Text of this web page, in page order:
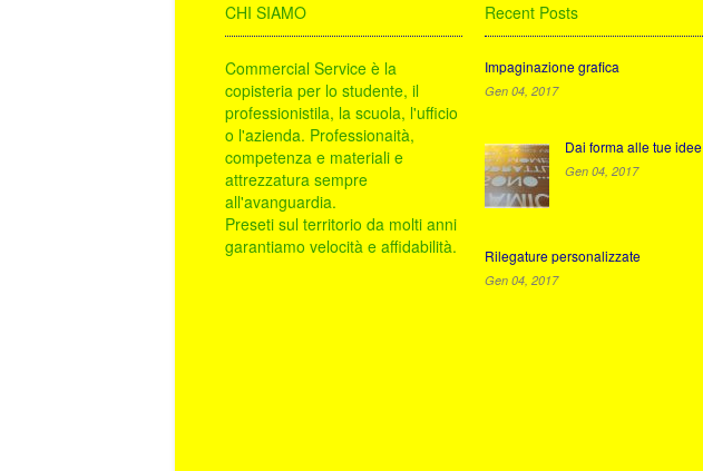
CHI SIAMO
Commercial Service è la
copisteria per lo studente, il
professionistila, la scuola, l'ufficio
o l'azienda. Professionaità,
competenza e materiali e
attrezzatura sempre
all'avanguardia.
Preseti sul territorio da molti anni
garantiamo velocità e affidabilità.
Recent Posts
Impaginazione grafica
Gen 04, 2017
Dai forma alle tue idee
Gen 04, 2017
Rilegature personalizzate
Gen 04, 2017